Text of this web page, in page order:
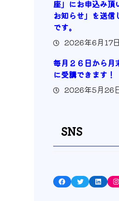
座」にお申込み頂
お知らせ」を送信
です。
2026年6月17日
毎月２６日から月
に受講できます！
2026年5月26
SNS
Facebook Twitter LinkedIn Instagram